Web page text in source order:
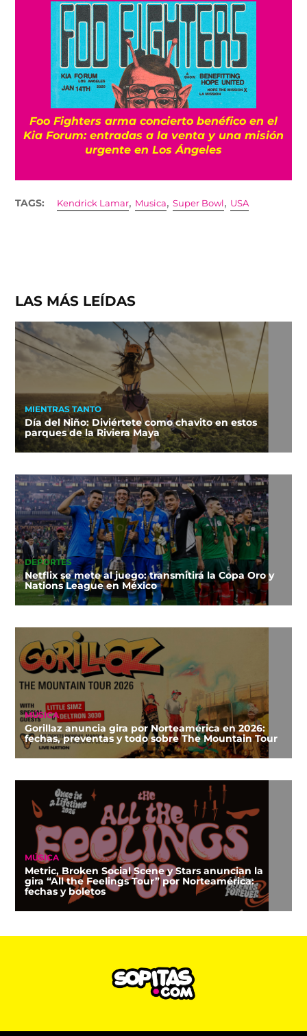
Foo Fighters arma concierto benéfico en el
Kia Forum: entradas a la venta y una misión
urgente en Los Ángeles
TAGS: Kendrick Lamar, Musica,Super Bowl, USA
LAS MÁS LEÍDAS
MIENTRAS TANTO
Día del Niño: Diviértete como chavito en estos
parques de la Riviera Maya
DEPORTES
Netflix se mete al juego: transmitirá la Copa Oro y
Nations League en México
MÚSICA
Gorillaz anuncia gira por Norteamérica en 2026:
fechas, preventas y todo sobre The Mountain Tour
MÚSICA
Metric, Broken Social Scene y Stars anuncian la
gira “All the Feelings Tour” por Norteamérica:
fechas y boletos